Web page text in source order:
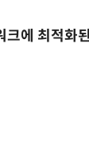
에 최적화